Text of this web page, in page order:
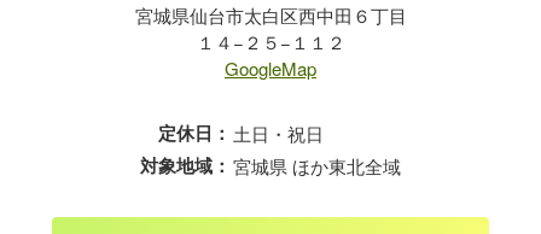
宮城県仙台市太白区西中田６丁目
１４−２５−１１２
GoogleMap
定休日： 土日・祝日
対象地域： 宮城県 ほか東北全域